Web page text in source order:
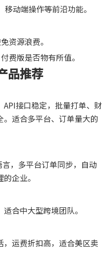
动端操作等前沿功能。
资源浪费。
费版是否物有所值。
品推荐
接口稳定，批量打单、财
适合多平台、订单量大的
，多平台订单同步，自动
企业。
合中大型跨境团队。
运费折扣高，适合美区卖